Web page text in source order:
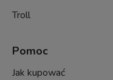
Troll
Pomoc
Jak kupować